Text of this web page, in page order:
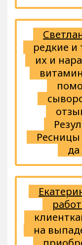
редкие и
их и
Ресницы
на